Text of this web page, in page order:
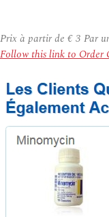
Prix à partir de € 3 Par
Follow this link to Order